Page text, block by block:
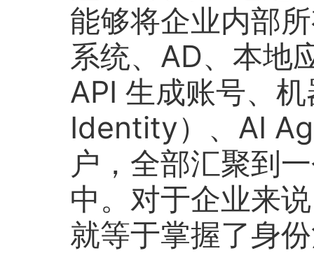
能够将企业内部
系统、AD、本地
API 生成账号、
Identity）、AI
户，全部汇聚到
中。对于企业来
就等于掌握了身